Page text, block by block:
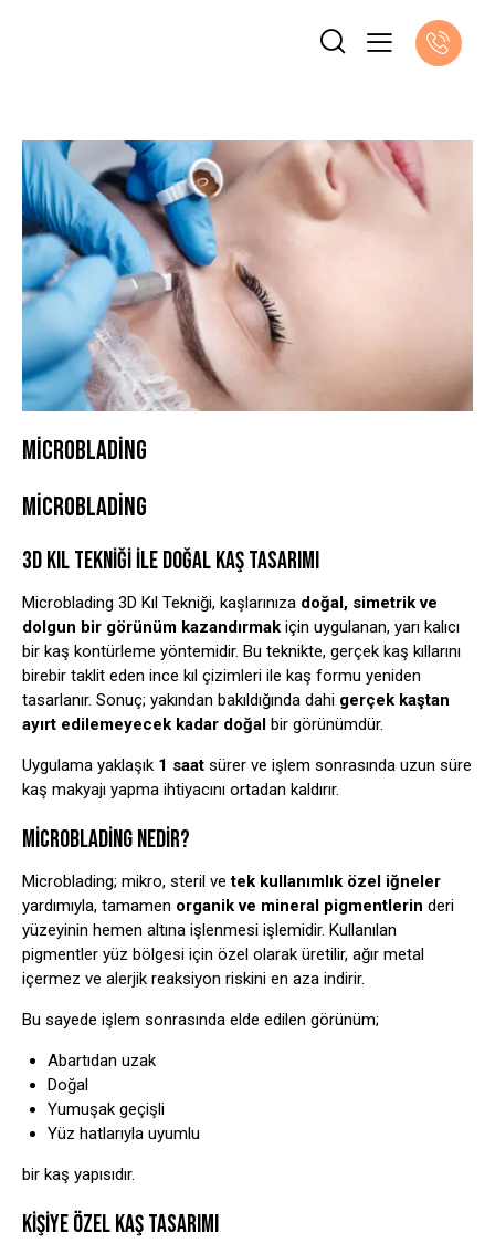
MICROBLADING
MICROBLADING
3D KIL TEKNIĞI ILE DOĞAL KAŞ TASARIMI
Microblading 3D Kıl Tekniği, kaşlarınıza doğal, simetrik ve
dolgun bir görünüm kazandırmak için uygulanan, yarı kalıcı
bir kaş kontürleme yöntemidir. Bu teknikte, gerçek kaş kıllarını
birebir taklit eden ince kıl çizimleri ile kaş formu yeniden
tasarlanır. Sonuç; yakından bakıldığında dahi gerçek kaştan
ayırt edilemeyecek kadar doğal bir görünümdür.
Uygulama yaklaşık 1 saat sürer ve işlem sonrasında uzun süre
kaş makyajı yapma ihtiyacını ortadan kaldırır.
MICROBLADING NEDIR?
Microblading; mikro, steril vetek kullanımlık özel iğneler
yardımıyla, tamamen organik ve mineral pigmentlerin deri
yüzeyinin hemen altına işlenmesi işlemidir. Kullanılan
pigmentler yüz bölgesi için özel olarak üretilir, ağır metal
içermez ve alerjik reaksiyon riskini en aza indirir.
Bu sayede işlem sonrasında elde edilen görünüm;
Abartıdan uzak
Doğal
Yumuşak geçişli
Yüz hatlarıyla uyumlu
bir kaş yapısıdır.
KIŞIYE ÖZEL KAŞ TASARIMI